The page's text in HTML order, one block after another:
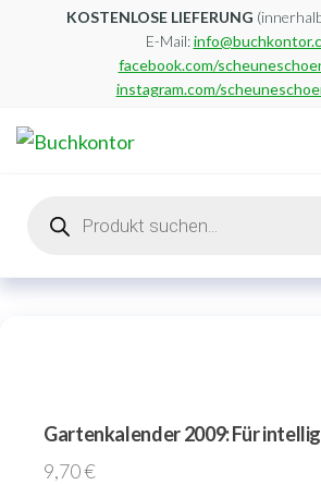
KOSTENLOSE LIEFERUNG
E-Mail:
facebook.com/
instagram.com/
search
Gartenkalender 2009: Für
9,70€